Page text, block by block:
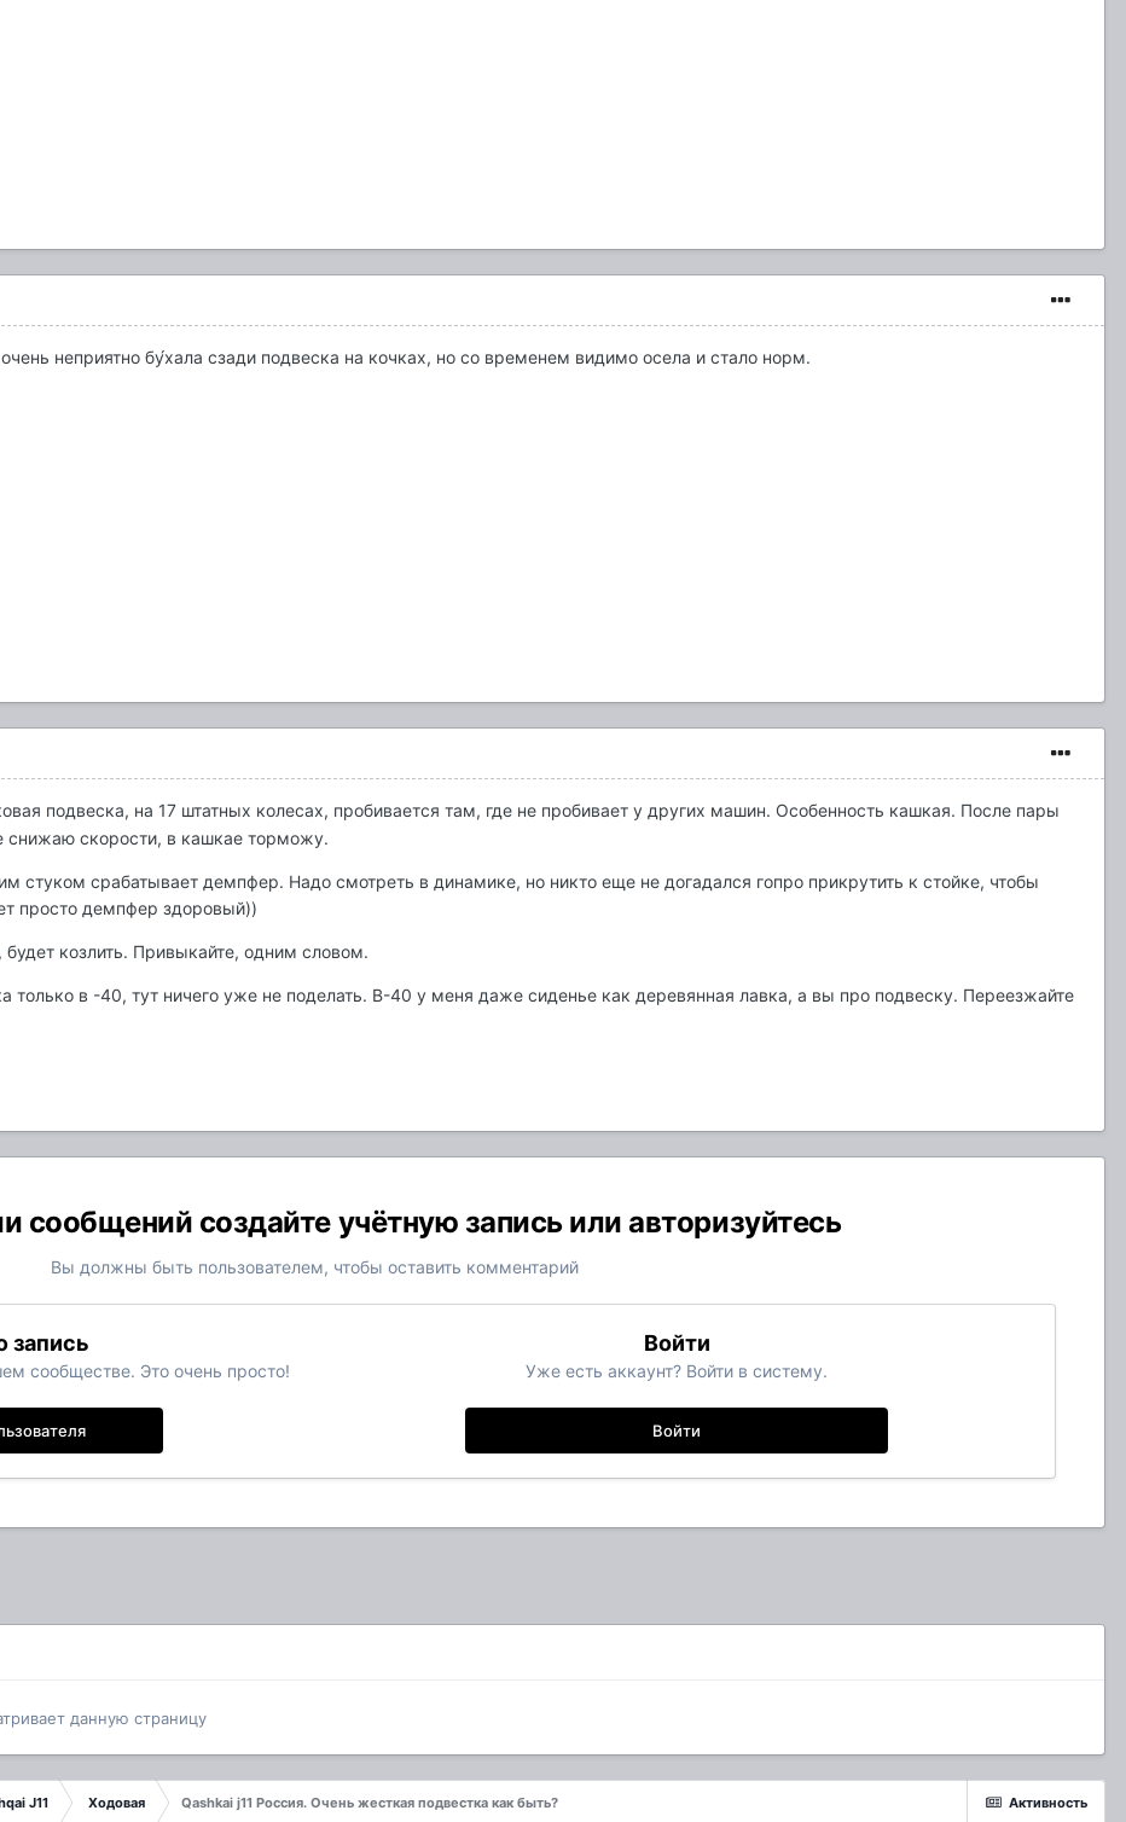
неприятно бу́хала сзади подвеска на кочках, но со временем видимо осела и стало норм.
подвеска, на 17 штатных колесах, пробивается там, где не пробивает у других машин. Особенность кашкая. После пары
снижаю скорости, в кашкае торможу.
стуком срабатывает демпфер. Надо смотреть в динамике, но никто еще не догадался гопро прикрутить к стойке, чтобы
просто демпфер здоровый))
козлить. Привыкайте, одним словом.
только в -40, тут ничего уже не поделать. В-40 у меня даже сиденье как деревянная лавка, а вы про подвеску. Переезжайте
сообщений создайте учётную запись или авторизуйтесь
Вы должны быть пользователем, чтобы оставить комментарий
запись
сообществе. Это очень просто!
Войти
Уже есть аккаунт? Войти в систему.
Войти
данную страницу
Активность
J11 Ходовая Qashkai j11 Россия. Очень жесткая подвестка как быть?